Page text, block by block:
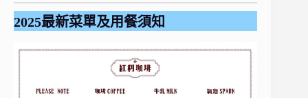
2025最新菜單及用餐須知